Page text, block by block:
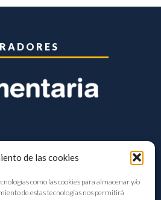
de las cookies
como las cookies para almacenar y/o
de estas tecnologías nos permitirá